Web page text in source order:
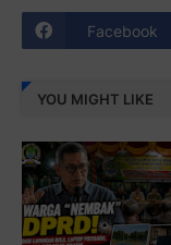
Facebook
YOU MIGHT LIKE